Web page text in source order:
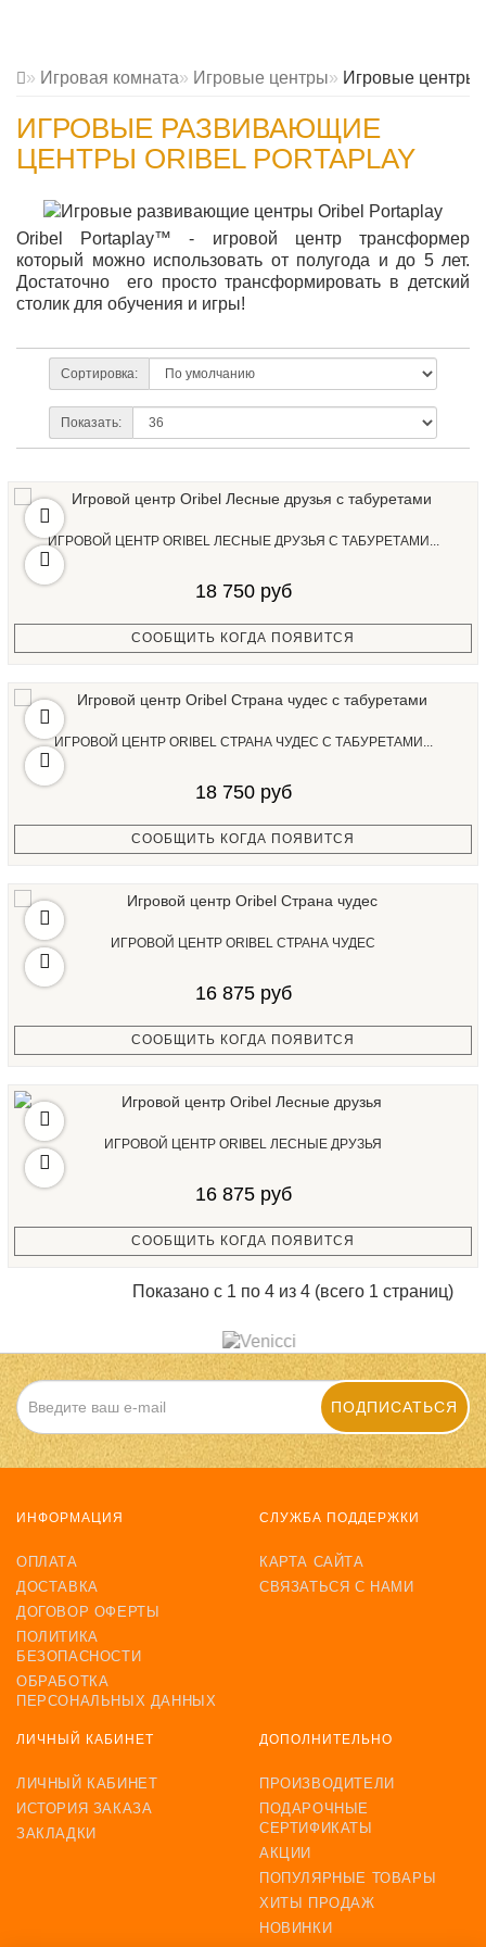
Игровая комната Игровые центры Игровые центры
ИГРОВЫЕ РАЗВИВАЮЩИЕ
ЦЕНТРЫ ORIBEL PORTAPLAY
Oribel Portaplay™ - игровой центр трансформер
который можно использовать от полугода и до 5 лет.
Достаточно его просто трансформировать в детский
столик для обучения и игры!
Сортировка:
Показать:
ИГРОВОЙ ЦЕНТР ORIBEL ЛЕСНЫЕ ДРУЗЬЯ С ТАБУРЕТАМИ...
18 750 руб
СООБЩИТЬ КОГДА ПОЯВИТСЯ
ИГРОВОЙ ЦЕНТР ORIBEL СТРАНА ЧУДЕС С ТАБУРЕТАМИ...
18 750 руб
СООБЩИТЬ КОГДА ПОЯВИТСЯ
ИГРОВОЙ ЦЕНТР ORIBEL СТРАНА ЧУДЕС
16 875 руб
СООБЩИТЬ КОГДА ПОЯВИТСЯ
ИГРОВОЙ ЦЕНТР ORIBEL ЛЕСНЫЕ ДРУЗЬЯ
16 875 руб
СООБЩИТЬ КОГДА ПОЯВИТСЯ
Показано с 1 по 4 из 4 (всего 1 страниц)
ПОДПИСАТЬСЯ
ИНФОРМАЦИЯ
ОПЛАТА
ДОСТАВКА
ДОГОВОР ОФЕРТЫ
ПОЛИТИКА
БЕЗОПАСНОСТИ
ОБРАБОТКА
ПЕРСОНАЛЬНЫХ ДАННЫХ
СЛУЖБА ПОДДЕРЖКИ
КАРТА САЙТА
СВЯЗАТЬСЯ С НАМИ
ЛИЧНЫЙ КАБИНЕТ
ЛИЧНЫЙ КАБИНЕТ
ИСТОРИЯ ЗАКАЗА
ЗАКЛАДКИ
ДОПОЛНИТЕЛЬНО
ПРОИЗВОДИТЕЛИ
ПОДАРОЧНЫЕ
СЕРТИФИКАТЫ
АКЦИИ
ПОПУЛЯРНЫЕ ТОВАРЫ
ХИТЫ ПРОДАЖ
НОВИНКИ